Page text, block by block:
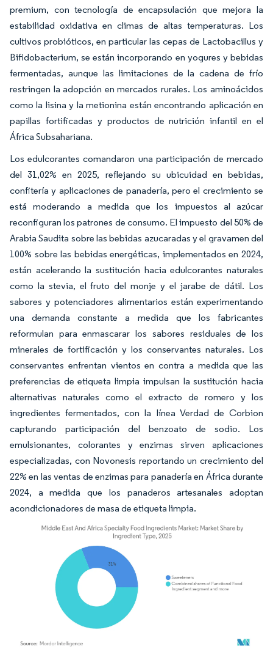
premium, con tecnología de encapsulación que mejora la
estabilidad oxidativa en climas de altas temperaturas. Los
cultivos probióticos, en particular las cepas de Lactobacillus y
Bifidobacterium, se están incorporando en yogures y bebidas
fermentadas, aunque las limitaciones de la cadena de frío
restringen la adopción en mercados rurales. Los aminoácidos
como la lisina y la metionina están encontrando aplicación en
papillas fortificadas y productos de nutrición infantil en el
África Subsahariana.
Los edulcorantes comandaron una participación de mercado
del 31,02% en 2025, reflejando su ubicuidad en bebidas,
confitería y aplicaciones de panadería, pero el crecimiento se
está moderando a medida que los impuestos al azúcar
reconfiguran los patrones de consumo. El impuesto del 50% de
Arabia Saudita sobre las bebidas azucaradas y el gravamen del
100% sobre las bebidas energéticas, implementados en 2024,
están acelerando la sustitución hacia edulcorantes naturales
como la stevia, el fruto del monje y el jarabe de dátil. Los
sabores y potenciadores alimentarios están experimentando
una demanda constante a medida que los fabricantes
reformulan para enmascarar los sabores residuales de los
minerales de fortificación y los conservantes naturales. Los
conservantes enfrentan vientos en contra a medida que las
preferencias de etiqueta limpia impulsan la sustitución hacia
alternativas naturales como el extracto de romero y los
ingredientes fermentados, con la línea Verdad de Corbion
capturando participación del benzoato de sodio. Los
emulsionantes, colorantes y enzimas sirven aplicaciones
especializadas, con Novonesis reportando un crecimiento del
22% en las ventas de enzimas para panadería en África durante
2024, a medida que los panaderos artesanales adoptan
acondicionadores de masa de etiqueta limpia.